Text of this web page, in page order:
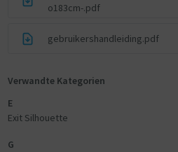
o183cm-.pdf
gebruikershandleiding.pdf
Verwandte Kategorien
E
Exit Silhouette
G